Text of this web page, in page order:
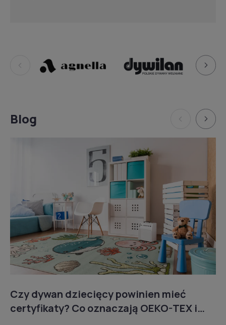
Blog
Czy dywan dziecięcy powinien mieć
certyfikaty? Co oznaczają OEKO-TEX i